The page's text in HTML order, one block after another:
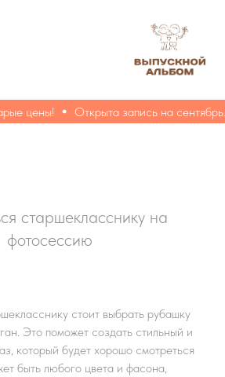
цены! Открыта запись на сентябрь.
старшекласснику на
фотосессию
стоит выбрать рубашку
Это поможет создать стильный и
который будет хорошо смотреться
быть любого цвета и фасона,